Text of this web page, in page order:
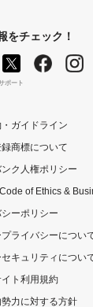
をチェック！
ポート
ガイドライン
商標について
ク人権ポリシー
of Ethics &
ーポリシー
ライバシーについ
キュリティについ
ト利用規約
力に対する方針